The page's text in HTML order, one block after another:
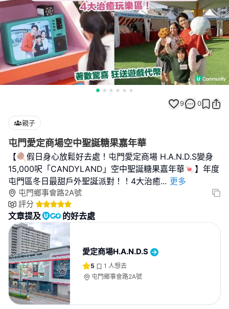
9 0
親子
屯門愛定商場空中聖誕糖果嘉年華
【🍭假日身心放鬆好去處！屯門愛定商場 H.A.N.D.S變身
15,000呎「CANDYLAND」空中聖誕糖果嘉年華🍬】年度
屯門區冬日最甜戶外聖誕派對！！4大治癒... 更多
屯門鄉事會路2A號
評分
文章提及 的好去處
愛定商場H.A.N.D.S
5 1 人想去
屯門鄉事會路2A號